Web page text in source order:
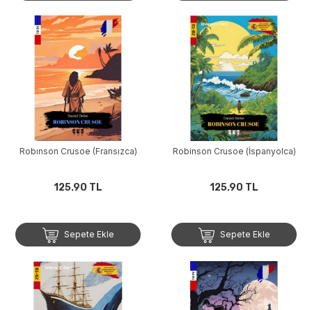
Robınson Crusoe (Fransızca)
125.90 TL
Sepete Ekle
Robinson Crusoe (İspanyolca)
125.90 TL
Sepete Ekle